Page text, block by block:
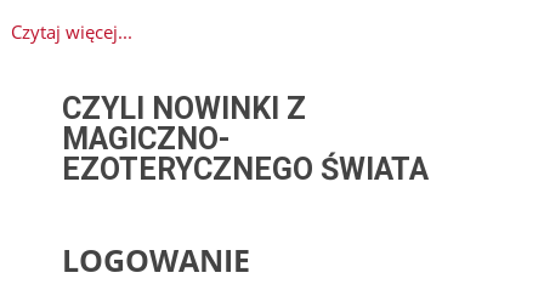
Czytaj więcej...
CZYLI NOWINKI Z
MAGICZNO-
EZOTERYCZNEGO ŚWIATA
LOGOWANIE